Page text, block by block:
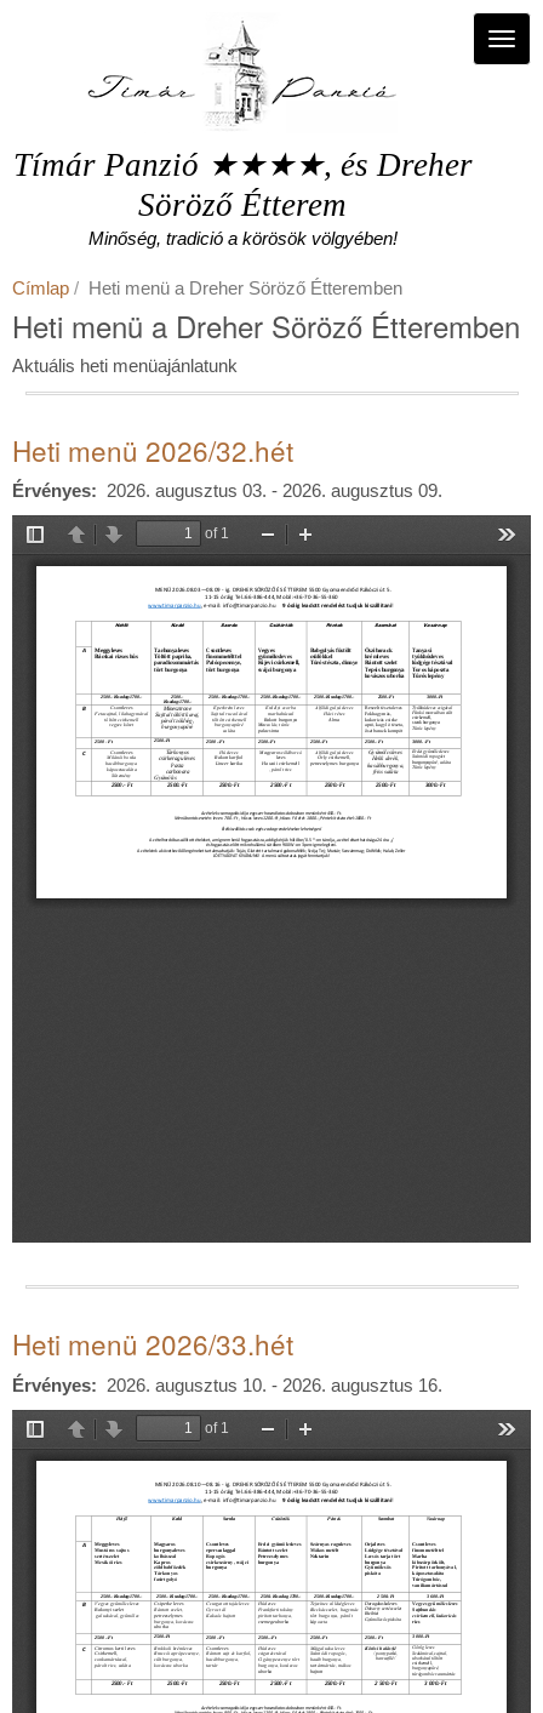
Tímár Panzió ★★★★, és Dreher
Söröző Étterem
Minőség, tradició a körösök völgyében!
Címlap Heti menü a Dreher Söröző Étteremben
Heti menü a Dreher Söröző Étteremben
Aktuális heti menüajánlatunk
Heti menü 2026/32.hét
Érvényes 2026. augusztus 03. - 2026. augusztus 09.
Heti menü 2026/33.hét
Érvényes 2026. augusztus 10. - 2026. augusztus 16.